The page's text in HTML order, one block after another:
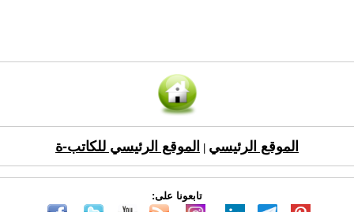
الموقع الرئيسي الموقع الرئيسي للكاتب-ة
تابعونا على: